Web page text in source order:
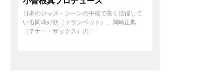
日本のジャズ・シーンの中核で長く活躍して
いる岡崎好朗（トランペット）、岡崎正典
（テナー・サックス）の･･･